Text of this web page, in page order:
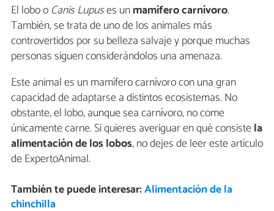
El lobo o Canis Lupuses unmamífero carnívoro.
También, se trata de uno de los animales más
controvertidos por su belleza salvaje y porque muchas
personas siguen considerándolos una amenaza.
Este animal es un mamífero carnívoro con una gran
capacidad de adaptarse a distintos ecosistemas. No
obstante, el lobo, aunque sea carnívoro, no come
únicamente carne. Si quieres averiguar en qué consistela
alimentación de los lobos, no dejes de leer este artículo
de ExpertoAnimal.
También te puede interesar:Alimentación de la
chinchilla